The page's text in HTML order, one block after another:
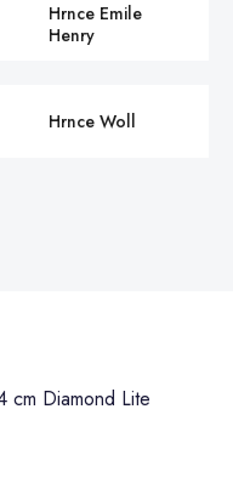
Hrnce Emile
Henry
Hrnce Woll
cm Diamond Lite